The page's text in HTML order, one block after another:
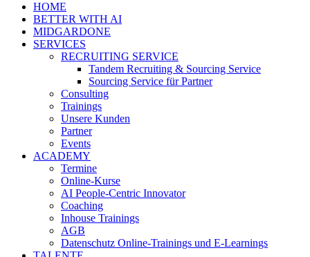
HOME
BETTER WITH AI
MIDGARDONE
SERVICES
RECRUITING SERVICE
Tandem Recruiting & Sourcing Service
Sourcing Service für Partner
Consulting
Trainings
Unsere Kunden
Partner
Events
ACADEMY
Termine
Online-Kurse
AI People-Centric Innovator
Coaching
Inhouse Trainings
AGB
Datenschutz Online-Trainings und E-Learnings